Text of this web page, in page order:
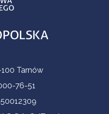
Tarnów
76-51